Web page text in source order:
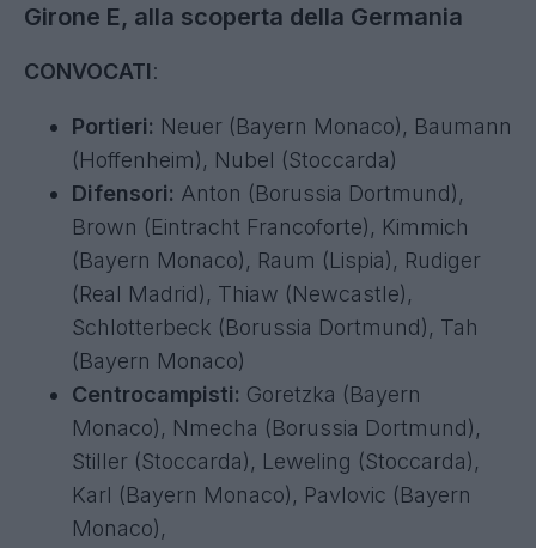
Girone E, alla scoperta della Germania
CONVOCATI:
Portieri: Neuer (Bayern Monaco), Baumann
(Hoffenheim), Nubel (Stoccarda)
Difensori: Anton (Borussia Dortmund),
Brown (Eintracht Francoforte), Kimmich
(Bayern Monaco), Raum (Lispia), Rudiger
(Real Madrid), Thiaw (Newcastle),
Schlotterbeck (Borussia Dortmund), Tah
(Bayern Monaco)
Centrocampisti: Goretzka (Bayern
Monaco), Nmecha (Borussia Dortmund),
Stiller (Stoccarda), Leweling (Stoccarda),
Karl (Bayern Monaco), Pavlovic (Bayern
Monaco),